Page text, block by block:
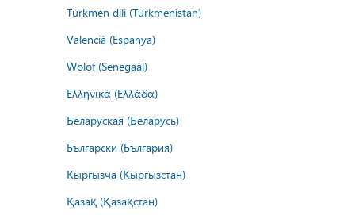
Türkmen dili (Türkmenistan)
Valencià (Espanya)
Wolof (Senegaal)
Ελληνικά (Ελλάδα)
Беларуская (Беларусь)
Български (България)
Кыргызча (Кыргызстан)
Қазақ (Қазақстан)